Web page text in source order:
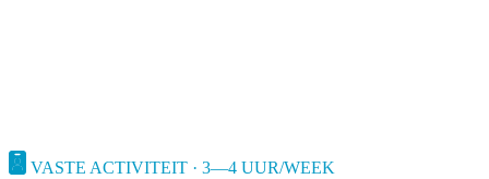
VASTE ACTIVITEIT · 3—4 UUR/WEEK